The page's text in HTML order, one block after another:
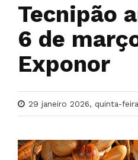
Tecnipão
6 de
Exponor
29 janeiro 2026, quinta-feira